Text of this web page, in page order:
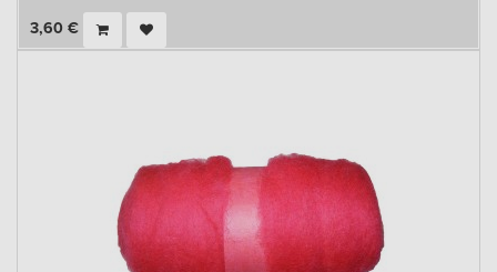
3,60 €